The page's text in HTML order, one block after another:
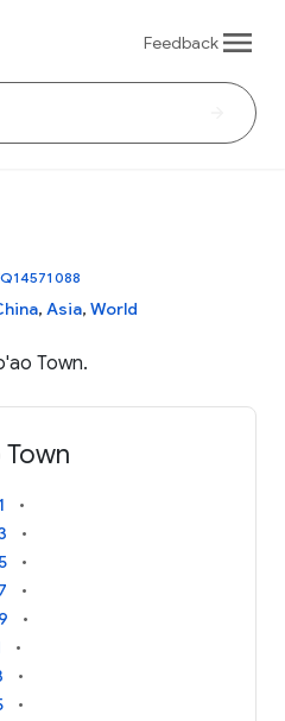
Feedback
, Asia, World
Town.
Town